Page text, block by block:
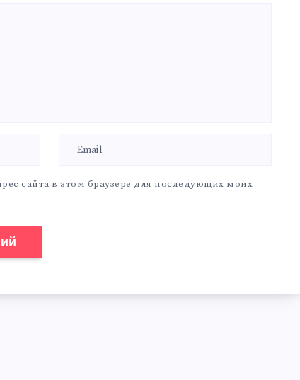
сайта в этом браузере для последующих моих